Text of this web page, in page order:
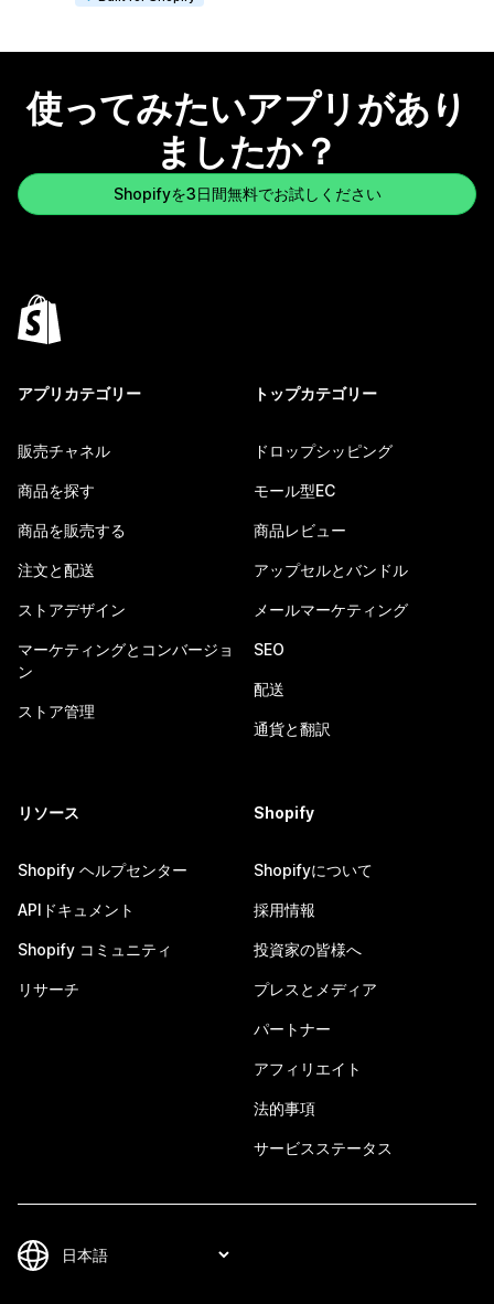
使ってみたいアプリがあり
ましたか？
Shopifyを3日間無料でお試しください
アプリカテゴリー
販売チャネル
商品を探す
商品を販売する
注文と配送
ストアデザイン
マーケティングとコンバージョ
ン
ストア管理
トップカテゴリー
ドロップシッピング
モール型EC
商品レビュー
アップセルとバンドル
メールマーケティング
SEO
配送
通貨と翻訳
リソース
Shopify ヘルプセンター
APIドキュメント
Shopify コミュニティ
リサーチ
Shopify
Shopifyについて
採用情報
投資家の皆様へ
プレスとメディア
パートナー
アフィリエイト
法的事項
サービスステータス